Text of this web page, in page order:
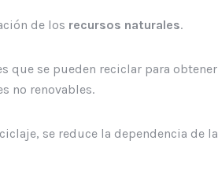
de los recursos naturales.
que se pueden reciclar para obtener
no renovables.
se reduce la dependencia de la